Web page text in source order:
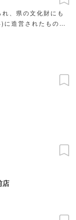
、県の文化財にも
造営されたもの
ソフトボールの上達
店